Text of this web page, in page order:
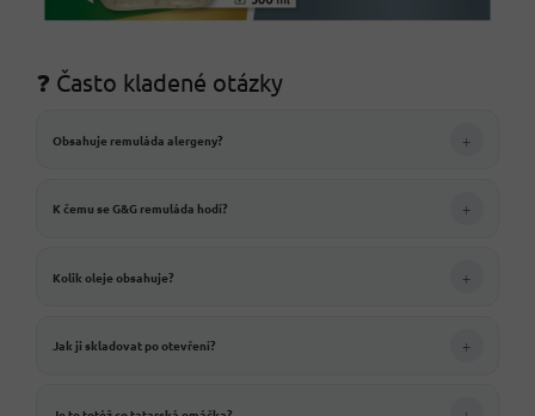
❓ Často kladené otázky
Obsahuje remuláda alergeny? +
K čemu se G&G remuláda hodí? +
Kolik oleje obsahuje? +
Jak ji skladovat po otevření? +